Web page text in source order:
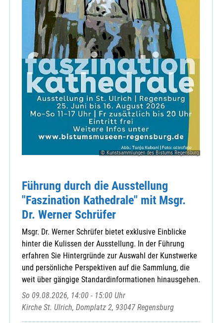
© Kunstsammlungen des Bistums Regensburg
Führung durch die Ausstellung
"Faszination Kathedrale" mit Msgr.
Dr. Werner Schrüfer
Msgr. Dr. Werner Schrüfer bietet exklusive Einblicke
hinter die Kulissen der Ausstellung. In der Führung
erfahren Sie Hintergründe zur Auswahl der Kunstwerke
und persönliche Perspektiven auf die Sammlung, die
weit über gängige Standardinformationen hinausgehen.
So 09.08.2026, 14:00 - 15:00 Uhr
Kirche St. Ulrich, Domplatz 2, 93047 Regensburg